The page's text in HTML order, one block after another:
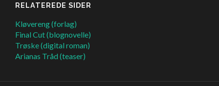
RELATEREDE SIDER
Kløvereng (forlag)
Final Cut (blognovelle)
Trøske (digital roman)
Arianas Tråd (teaser)